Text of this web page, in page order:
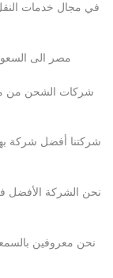
في مجال خدمات
مصر الى
شركات الشحن من
شركتنا أفضل شركة
نحن الشركة الأفضل
نحن معروفين